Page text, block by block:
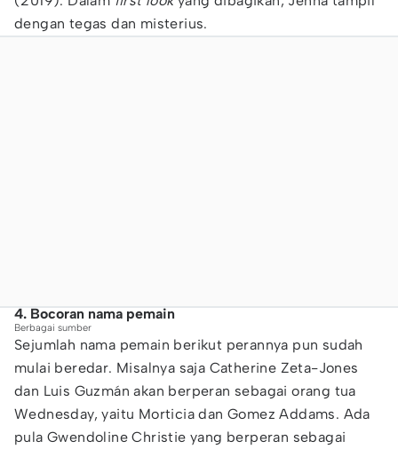
dengan tegas dan misterius.
4. Bocoran nama pemain
Berbagai sumber
Sejumlah nama pemain berikut perannya pun sudah
mulai beredar. Misalnya saja Catherine Zeta-Jones
dan Luis Guzmán akan berperan sebagai orang tua
Wednesday, yaitu Morticia dan Gomez Addams. Ada
pula Gwendoline Christie yang berperan sebagai